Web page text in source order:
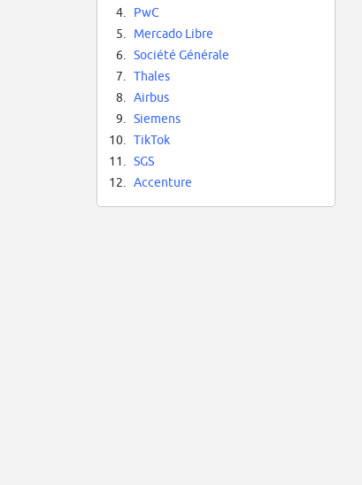
4.
PwC
5.
Mercado Libre
6.
Société Générale
7.
Thales
8.
Airbus
9.
Siemens
10.
TikTok
11.
SGS
12.
Accenture